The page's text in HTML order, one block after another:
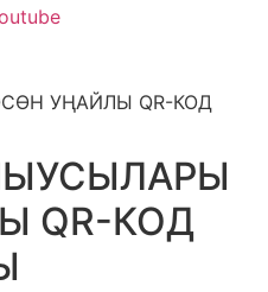
УҢАЙЛЫ QR-КОД
QR-КОД